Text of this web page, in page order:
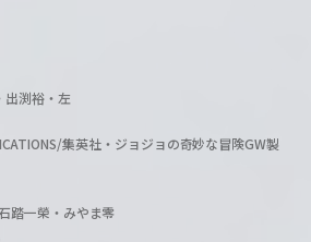
出渕裕・左
集英社・ジョジョの奇妙な冒険GW製
踏一榮・みやま零